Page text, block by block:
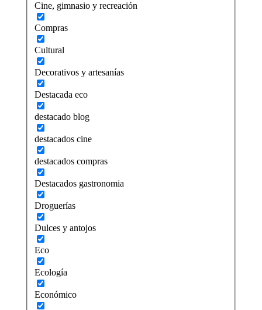
Cine, gimnasio y recreación
Compras
Cultural
Decorativos y artesanías
Destacada eco
destacado blog
destacados cine
destacados compras
Destacados gastronomia
Droguerías
Dulces y antojos
Eco
Ecología
Económico